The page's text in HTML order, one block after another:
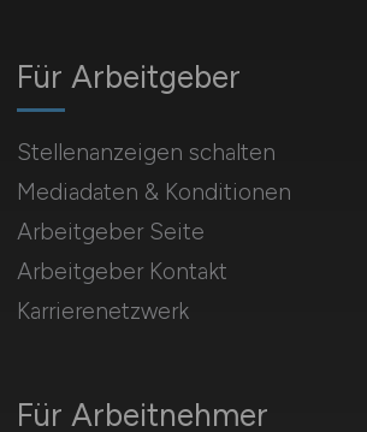
Für Arbeitnehmer
Für Arbeitgeber
Stellenanzeigen schalten
Mediadaten & Konditionen
Arbeitgeber Seite
Arbeitgeber Kontakt
Karrierenetzwerk